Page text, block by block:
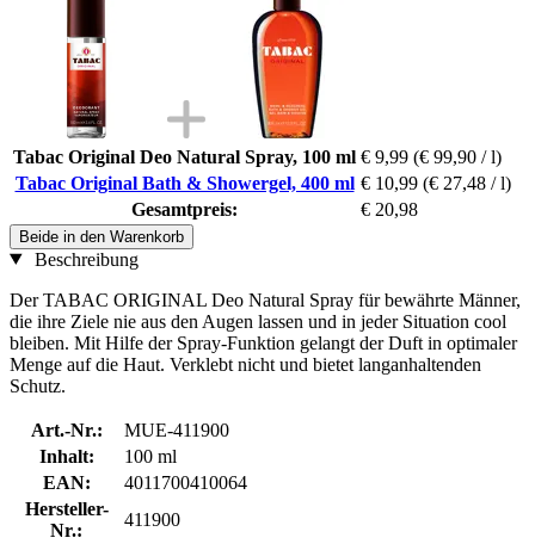
Tabac Original Deo Natural Spray, 100 ml € 9,99 (€ 99,90 / l)
Tabac Original Bath & Showergel, 400 ml € 10,99 (€ 27,48 / l)
Gesamtpreis:
€ 20,98
Beide in den Warenkorb
Beschreibung
Der TABAC ORIGINAL Deo Natural Spray für bewährte Männer,
die ihre Ziele nie aus den Augen lassen und in jeder Situation cool
bleiben. Mit Hilfe der Spray-Funktion gelangt der Duft in optimaler
Menge auf die Haut. Verklebt nicht und bietet langanhaltenden
Schutz.
Art.-Nr.:
MUE-411900
Inhalt:
100 ml
EAN:
4011700410064
Hersteller-
Nr.:
411900